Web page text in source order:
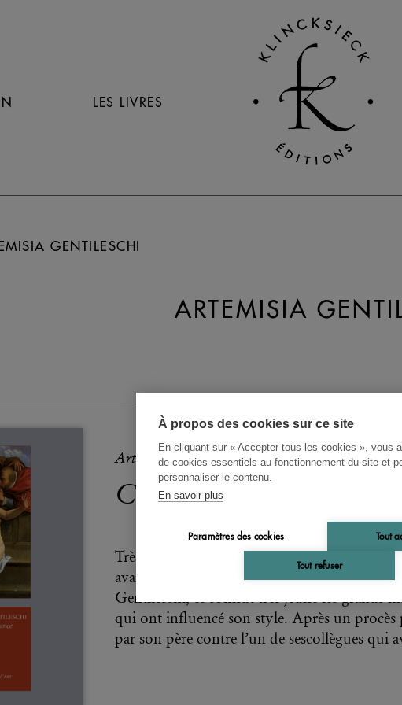
À propos des cookies sur ce site
En cliquant sur « Accepter tous les cookies », vous
de cookies essentiels au fonctionnement du site et
personnaliser le contenu.
En savoir plus
Paramètres des cookies Tout
Tout refuser
LES LIVRES
GENTILESCHI
ARTEMISIA
Artemisia Gentileschi
Correspondance
Très célèbre de son vivant, Artemisia
avait été initiée à la peinture dans l’atelier de
Gentileschi, et connut très jeune les grands
qui ont influencé son style. Après un
par son père contre l’un de sescollègues qui